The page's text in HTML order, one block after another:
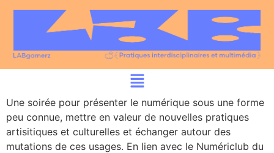
Une soirée pour présenter le numérique sous une forme
peu connue, mettre en valeur de nouvelles pratiques
artisitiques et culturelles et échanger autour des
mutations de ces usages. En lien avec le Numériclub du